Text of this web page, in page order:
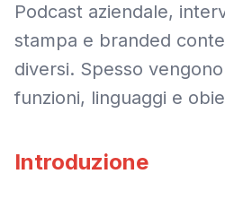
Podcast aziendale,
stampa e branded
diversi. Spesso
funzioni, linguaggi e
Introduzione